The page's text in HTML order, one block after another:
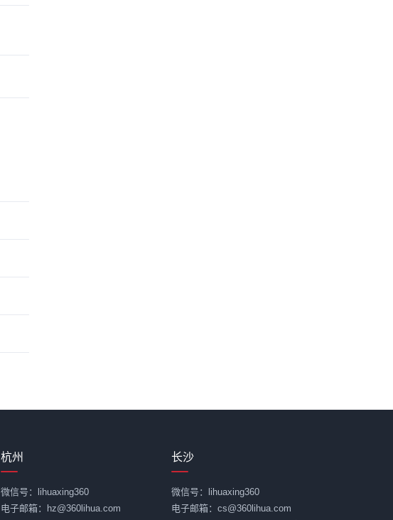
杭州
微信号：lihuaxing360
电子邮箱：hz@360lihua.com
长沙
微信号：lihuaxing360
电子邮箱：cs@360lihua.com